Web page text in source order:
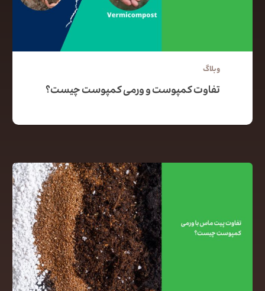
وبلاگ
تفاوت کمپوست و ورمی کمپوست چیست؟